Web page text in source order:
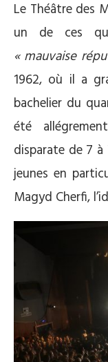
Le Théâtre des
un de ces
« mauvaise
1962, où il a
bachelier du
été
disparate de 7
jeunes en
Magyd Cherfi,